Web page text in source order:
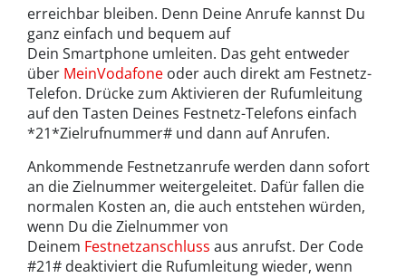
erreichbar bleiben. Denn Deine Anrufe kannst Du
ganz einfach und bequem auf
Dein Smartphone umleiten. Das geht entweder
über MeinVodafone oder auch direkt am Festnetz-
Telefon. Drücke zum Aktivieren der Rufumleitung
auf den Tasten Deines Festnetz-Telefons einfach
*21*Zielrufnummer# und dann auf Anrufen.
Ankommende Festnetzanrufe werden dann sofort
an die Zielnummer weitergeleitet. Dafür fallen die
normalen Kosten an, die auch entstehen würden,
wenn Du die Zielnummer von
Deinem Festnetzanschluss aus anrufst. Der Code
#21# deaktiviert die Rufumleitung wieder, wenn